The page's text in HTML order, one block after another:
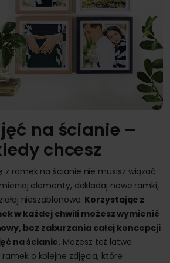
na ścianie –
chcesz
z ramek na ścianie nie musisz wiązać
elementy, dokładaj nowe ramki,
nieszablonowo. Korzystając z
w każdej chwili możesz wymienić
bez zaburzania całej koncepcji
na ścianie. Możesz też łatwo
o kolejne zdjęcia, które